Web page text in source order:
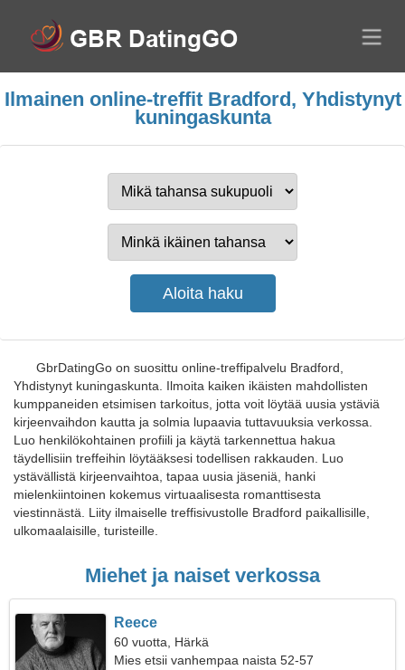
Ilmainen online-treffit Bradford, Yhdistynyt
kuningaskunta
GbrDatingGo on suosittu online-treffipalvelu Bradford,
Yhdistynyt kuningaskunta. Ilmoita kaiken ikäisten mahdollisten
kumppaneiden etsimisen tarkoitus, jotta voit löytää uusia ystäviä
kirjeenvaihdon kautta ja solmia lupaavia tuttavuuksia verkossa.
Luo henkilökohtainen profiili ja käytä tarkennettua hakua
täydellisiin treffeihin löytääksesi todellisen rakkauden. Luo
ystävällistä kirjeenvaihtoa, tapaa uusia jäseniä, hanki
mielenkiintoinen kokemus virtuaalisesta romanttisesta
viestinnästä. Liity ilmaiselle treffisivustolle Bradford paikallisille,
ulkomaalaisille, turisteille.
Miehet ja naiset verkossa
Reece
60 vuotta, Härkä
Mies etsii vanhempaa naista 52-57